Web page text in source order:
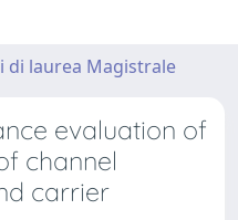
di laurea Magistrale
evaluation of
channel
carrier